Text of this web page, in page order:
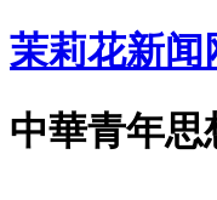
茉莉花新闻
中華青年思